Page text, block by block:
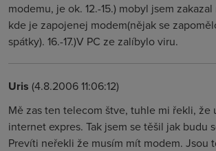
modemu, je ok. 12.-15.) mobyl jsem
kde je zapojenej modem(nějak se
spátky). 16.-17.)V PC ze zalíbylo viru.
Uris (4.8.2006 11:06:12)
Mě zas ten telecom štve, tuhle mi řekli, že
internet expres. Tak jsem se těšil jak budu
Prevíti neřekli že musím mít modem. Jsou